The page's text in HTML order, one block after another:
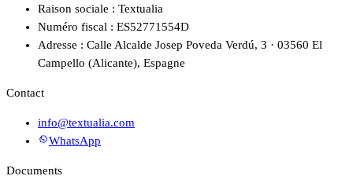
Raison sociale : Textualia
Numéro fiscal : ES52771554D
Adresse : Calle Alcalde Josep Poveda Verdú, 3 · 03560 El
Campello (Alicante), Espagne
Contact
info@textualia.com
WhatsApp
Documents